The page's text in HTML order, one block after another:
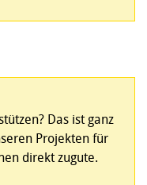
Das ist ganz
Projekten für
direkt zugute.